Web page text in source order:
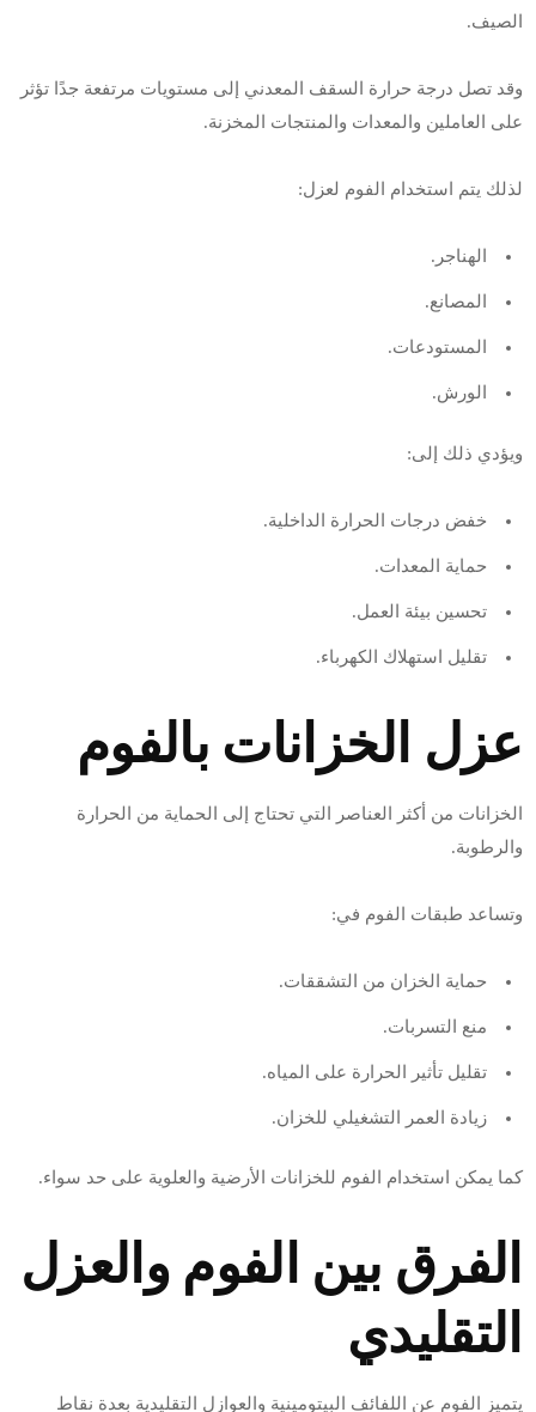
الصيف.
وقد تصل درجة حرارة السقف المعدني إلى مستويات مرتفعة جدًا تؤثر
على العاملين والمعدات والمنتجات المخزنة.
لذلك يتم استخدام الفوم لعزل:
الهناجر.
المصانع.
المستودعات.
الورش.
ويؤدي ذلك إلى:
خفض درجات الحرارة الداخلية.
حماية المعدات.
تحسين بيئة العمل.
تقليل استهلاك الكهرباء.
عزل الخزانات بالفوم
الخزانات من أكثر العناصر التي تحتاج إلى الحماية من الحرارة
والرطوبة.
وتساعد طبقات الفوم في:
حماية الخزان من التشققات.
منع التسربات.
تقليل تأثير الحرارة على المياه.
زيادة العمر التشغيلي للخزان.
كما يمكن استخدام الفوم للخزانات الأرضية والعلوية على حد سواء.
الفرق بين الفوم والعزل
التقليدي
يتميز الفوم عن اللفائف البيتومينية والعوازل التقليدية بعدة نقاط